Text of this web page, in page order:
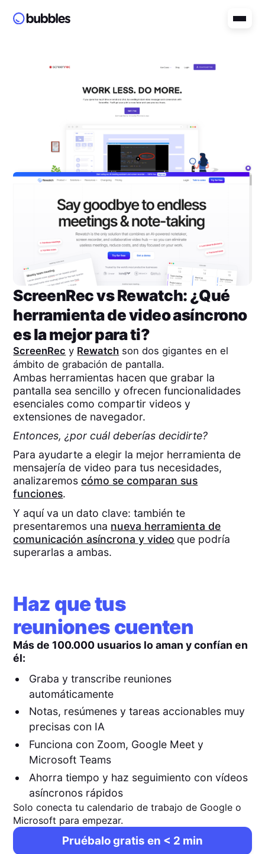
ScreenRecvsRewatch: ¿Qué
herramienta de video asíncrono
es la mejor para ti?
ScreenRec y Rewatch son dos gigantes en el
ámbito de grabación de pantalla.
Ambas herramientas hacen que grabar la
pantalla sea sencillo y ofrecen funcionalidades
esenciales como compartir videos y
extensiones de navegador.
Entonces, ¿por cuál deberías decidirte?
Para ayudarte a elegir la mejor herramienta de
mensajería de video para tus necesidades,
analizaremoscómo se comparan sus
funciones.
Y aquí va un dato clave: también te
presentaremos una nueva herramienta de
comunicación asíncrona y video que podría
superarlas a ambas.
Haz que tus
reuniones cuenten
Más de 100.000 usuarios lo aman y confían en
él:
Graba y transcribe reuniones
automáticamente
Notas, resúmenes y tareas accionables muy
precisas con IA
Funciona con Zoom, Google Meet y
Microsoft Teams
Ahorra tiempo y haz seguimiento con vídeos
asíncronos rápidos
Solo conecta tu calendario de trabajo de Google o
Microsoft para empezar.
Pruébalo gratis en < 2 min